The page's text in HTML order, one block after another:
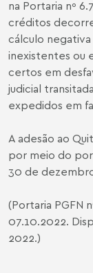
na Portaria nº
créditos
cálculo negativa
inexistentes ou
certos em
judicial
expedidos em
A adesão ao
por meio do
30 de
(Portaria PGFN
07.10.2022.
2022.)